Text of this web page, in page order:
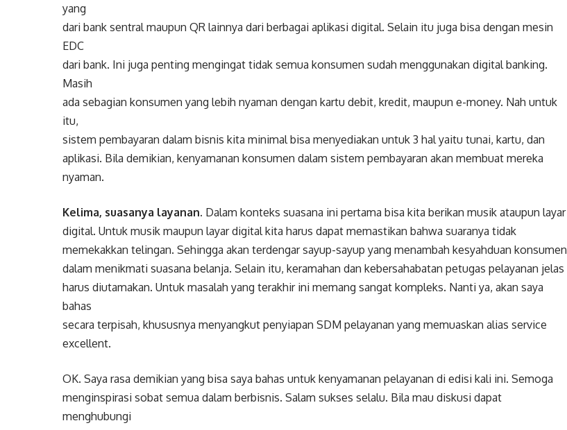
yang
dari bank sentral maupun QR lainnya dari berbagai aplikasi digital. Selain itu juga bisa dengan mesin
EDC
dari bank. Ini juga penting mengingat tidak semua konsumen sudah menggunakan digital banking.
Masih
ada sebagian konsumen yang lebih nyaman dengan kartu debit, kredit, maupun e-money. Nah untuk
itu,
sistem pembayaran dalam bisnis kita minimal bisa menyediakan untuk 3 hal yaitu tunai, kartu, dan
aplikasi. Bila demikian, kenyamanan konsumen dalam sistem pembayaran akan membuat mereka
nyaman.
Kelima, suasanya layanan. Dalam konteks suasana ini pertama bisa kita berikan musik ataupun layar
digital. Untuk musik maupun layar digital kita harus dapat memastikan bahwa suaranya tidak
memekakkan telingan. Sehingga akan terdengar sayup-sayup yang menambah kesyahduan konsumen
dalam menikmati suasana belanja. Selain itu, keramahan dan kebersahabatan petugas pelayanan jelas
harus diutamakan. Untuk masalah yang terakhir ini memang sangat kompleks. Nanti ya, akan saya
bahas
secara terpisah, khususnya menyangkut penyiapan SDM pelayanan yang memuaskan alias service
excellent.
OK. Saya rasa demikian yang bisa saya bahas untuk kenyamanan pelayanan di edisi kali ini. Semoga
menginspirasi sobat semua dalam berbisnis. Salam sukses selalu. Bila mau diskusi dapat
menghubungi